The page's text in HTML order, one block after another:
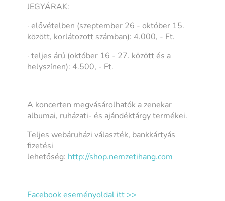
JEGYÁRAK:
· elővételben (szeptember 26 - október 15.
között, korlátozott számban): 4.000, - Ft.
· teljes árú (október 16 - 27. között és a
helyszínen): 4.500, - Ft.
A koncerten megvásárolhatók a zenekar
albumai, ruházati- és ajándéktárgy termékei.
Teljes webáruházi választék, bankkártyás
fizetési
lehetőség: http://shop.nemzetihang.com
Facebook eseményoldal itt >>